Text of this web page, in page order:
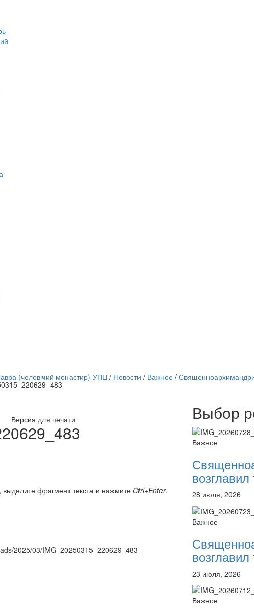
Онлайн трансляции
12 сентября 2015
12 сентября 2015
12 сентября 2015
12 сентября 2015
12 сентября 2015
12 сентября 2015
Перейти к архиву
(чоловічий монастир) УПЦ/ Новости / Важное/
Версия для печати
фрагмент текста и нажмите Ctrl+Enter.
2025/03/IMG_20250315_220629_483-
Выбор
Важное
28 июля, 2026
Важное
23 июля, 2026
Важное